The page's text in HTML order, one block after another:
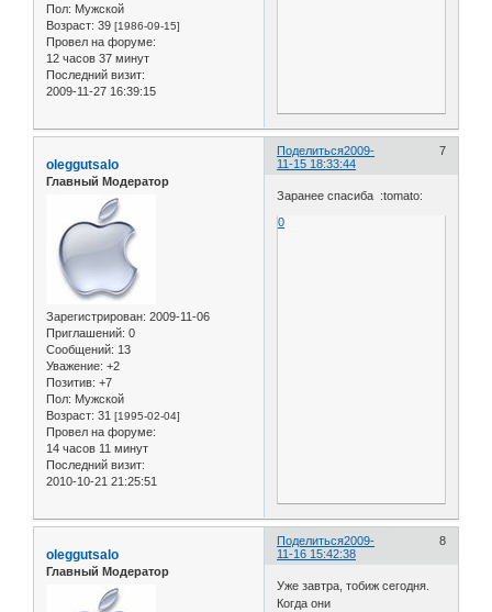
Пол: Мужской
Возраст: 39 [1986-09-15]
Провел на форуме:
12 часов 37 минут
Последний визит:
2009-11-27 16:39:15
Поделиться 7
2009-
11-15 18:33:44
oleggutsalo
Главный Модератор
Зарегистрирован: 2009-11-06
Приглашений: 0
Сообщений: 13
Уважение: +2
Позитив: +7
Пол: Мужской
Возраст: 31 [1995-02-04]
Провел на форуме:
14 часов 11 минут
Последний визит:
2010-10-21 21:25:51
Заранее спасиба :tomato:
0
Поделиться 8
2009-
11-16 15:42:38
oleggutsalo
Главный Модератор
Уже завтра, тобиж сегодня.
Когда они